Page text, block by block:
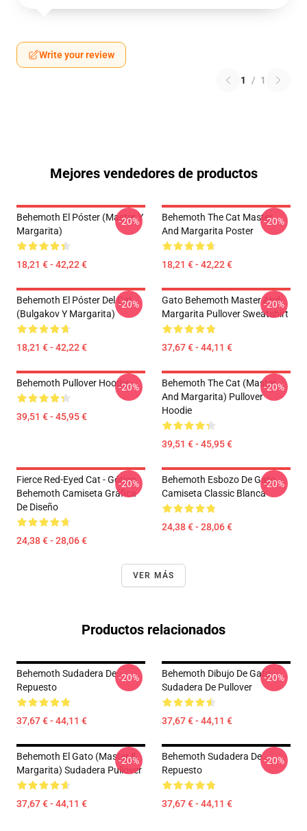
Write your review
1 / 1
Mejores vendedores de productos
Behemoth El Póster (Master Y
Margarita)
18,21 € - 42,22 €
-20%
Behemoth The Cat Master
And Margarita Poster
18,21 € - 42,22 €
-20%
Behemoth El Póster Del Cat
(Bulgakov Y Margarita)
18,21 € - 42,22 €
-20%
Gato Behemoth Master And
Margarita Pullover Sweatshirt
37,67 € - 44,11 €
-20%
Behemoth Pullover Hoodie
39,51 € - 45,95 €
-20%
Behemoth The Cat (Master
And Margarita) Pullover
Hoodie
39,51 € - 45,95 €
-20%
Fierce Red-Eyed Cat - Gótico
Behemoth Camiseta Gráfica
De Diseño
24,38 € - 28,06 €
-20%
Behemoth Esbozo De Gato.
Camiseta Classic Blanca
24,38 € - 28,06 €
-20%
VER MÁS
Productos relacionados
Behemoth Sudadera De
Repuesto
37,67 € - 44,11 €
-20%
Behemoth Dibujo De Gato
Sudadera De Pullover
37,67 € - 44,11 €
-20%
Behemoth El Gato (Master &
Margarita) Sudadera Pullover
37,67 € - 44,11 €
-20%
Behemoth Sudadera De
Repuesto
37,67 € - 44,11 €
-20%